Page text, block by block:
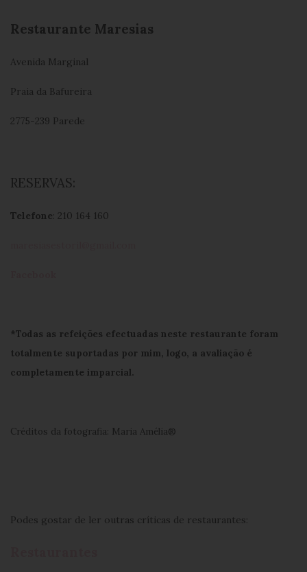
Restaurante Maresias
Avenida Marginal
Praia da Bafureira
2775-239 Parede
RESERVAS:
Telefone: 210 164 160
*Todas as refeições efectuadas neste restaurante foram
totalmente suportadas por mim, logo, a avaliação é
completamente imparcial.
Créditos da fotografia: Maria Amélia®
Podes gostar de ler outras críticas de restaurantes: